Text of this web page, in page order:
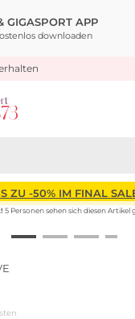
GIGASPORT APP
downloaden
VERSAND* &
ZU -50% IM FINAL
5 Personen sehen sich diesen Artikel